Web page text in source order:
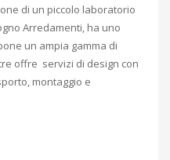
di un piccolo laboratorio
Arredamenti, ha uno
un ampia gamma di
offre servizi di design con
montaggio e